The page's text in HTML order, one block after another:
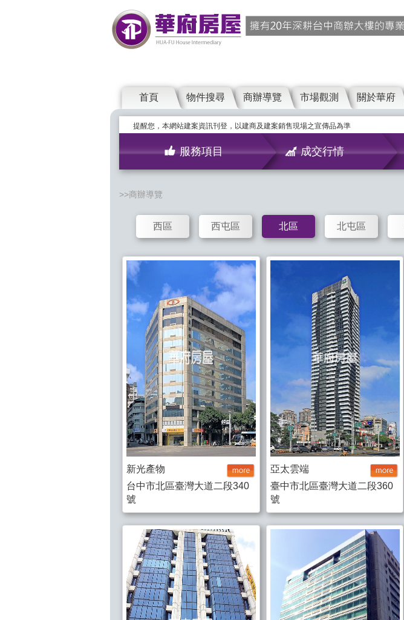
首頁 物件搜尋 商辦導覽 市場觀測 關於華府
提醒您，本網站建案資訊刊登，以建商及建案銷售現場之宣傳品為準
服務項目 成交行情
商辦導覽
西區 西屯區 北區 北屯區
新光產物
台中市北區臺灣大道二段340
號
亞太雲端
臺中市北區臺灣大道二段360
號